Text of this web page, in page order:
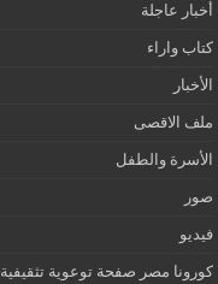
أخبار عاجلة
كتاب واراء
الأخبار
ملف الاقصى
الأسرة والطفل
صور
فيديو
كورونا مصر صفحة توعوية تثقيفية